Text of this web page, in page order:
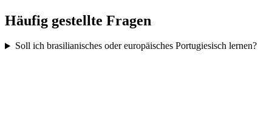
Häufig gestellte Fragen
Soll ich brasilianisches oder europäisches Portugiesisch lernen?